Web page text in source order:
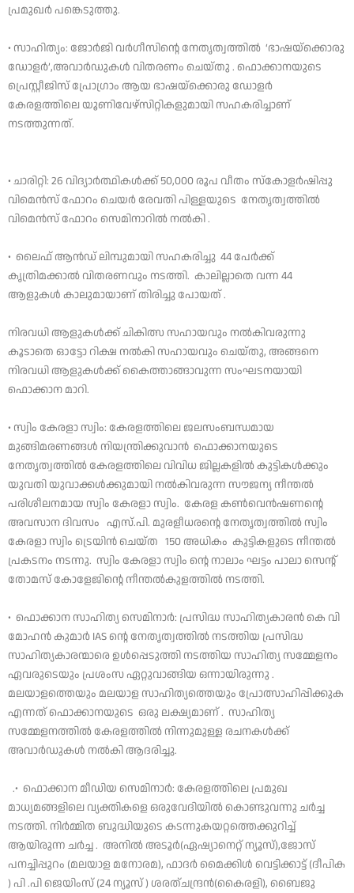
പ്രമുഖർ പങ്കെടുത്തു.
• സാഹിത്യം: ജോർജി വർഗീസിന്റെ നേതൃത്വത്തിൽ ‘ഭാഷയ്ക്കൊരു
ഡോളർ’,അവാർഡുകൾ വിതരണം ചെയ്തു . ഫൊക്കാനയുടെ
പ്രെസ്റ്റീജിസ് പ്രോഗ്രാം ആയ ഭാഷയ്ക്കൊരു ഡോളർ
കേരളത്തിലെ യൂണിവേഴ്സിറ്റികളുമായി സഹകരിച്ചാണ്
നടത്തുന്നത്.
• ചാരിറ്റി: 26 വിദ്യാർത്ഥികൾക്ക് 50,000 രൂപ വീതം സ്കോളർഷിപ്പു
വിമെൻസ് ഫോറം ചെയർ രേവതി പിള്ളയുടെ നേതൃത്വത്തിൽ
വിമെൻസ് ഫോറം സെമിനാറിൽ നൽകി .
• ലൈഫ് ആൻഡ് ലിമ്പുമായി സഹകരിച്ചു 44 പേർക്ക്
കൃത്രിമക്കാൽ വിതരണവും നടത്തി. കാലില്ലാതെ വന്ന 44
ആളുകൾ കാലുമായാണ് തിരിച്ചു പോയത് .
നിരവധി ആളുകൾക്ക് ചികിത്സ സഹായവും നൽകിവരുന്നു
കൂടാതെ ഓട്ടോ റിക്ഷ നൽകി സഹായവും ചെയ്തു, അങ്ങനെ
നിരവധി ആളുകൾക്ക് കൈത്താങ്ങാവുന്ന സംഘടനയായി
ഫൊക്കാന മാറി.
• സ്വിം കേരളാ സ്വിം: കേരളത്തിലെ ജലസംബന്ധമായ
മുങ്ങിമരണങ്ങൾ നിയന്ത്രിക്കുവാൻ ഫൊക്കാനയുടെ
നേതൃത്വത്തിൽ കേരളത്തിലെ വിവിധ ജില്ലകളിൽ കുട്ടികൾക്കും
യുവതി യുവാക്കൾക്കുമായി നൽകിവരുന്ന സൗജന്യ നീന്തൽ
പരിശീലനമായ സ്വിം കേരളാ സ്വിം. കേരള കൺവെൻഷണന്റെ
അവസാന ദിവസം എസ്.പി. മുരളീധരന്റെ നേതൃത്വത്തിൽ സ്വിം
കേരളാ സ്വിം ട്രെയിൻ ചെയ്‌ത 150 അധികം കുട്ടികളുടെ നീന്തൽ
പ്രകടനം നടന്നു. സ്വിം കേരളാ സ്വിം ൻ്റെ നാലാം ഘട്ടം പാലാ സെൻ്റ്
തോമസ് കോളേജിൻ്റെ നീന്തൽകുളത്തിൽ നടത്തി.
• ഫൊക്കാന സാഹിത്യ സെമിനാർ: പ്രസിദ്ധ സാഹിത്യകാരൻ കെ വി
മോഹൻ കുമാർ IAS ന്റെ നേതൃത്വത്തിൽ നടത്തിയ പ്രസിദ്ധ
സാഹിത്യകാരന്മാരെ ഉൾപ്പെടുത്തി നടത്തിയ സാഹിത്യ സമ്മേളനം
ഏവരുടെയും പ്രശംസ ഏറ്റുവാങ്ങിയ ഒന്നായിരുന്നു .
മലയാളത്തെയും മലയാള സാഹിത്യത്തെയും പ്രോത്സാഹിപ്പിക്കുക
എന്നത് ഫൊക്കാനയുടെ ഒരു ലക്ഷ്യമാണ് . സാഹിത്യ
സമ്മേളനത്തിൽ കേരളത്തിൽ നിന്നുമുള്ള രചനകൾക്ക്
അവാർഡുകൾ നൽകി ആദരിച്ചു.
.• ഫൊക്കാന മീഡിയ സെമിനാർ: കേരളത്തിലെ പ്രമുഖ
മാധ്യമങ്ങളിലെ വ്യക്തികളെ ഒരുവേദിയിൽ കൊണ്ടുവന്നു ചർച്ച
നടത്തി. നിർമ്മിത ബുദ്ധിയുടെ കടന്നുകയറ്റത്തെക്കുറിച്ച്
ആയിരുന്ന ചർച്ച . അനിൽ അടൂർ(ഏഷ്യാനെറ്റ് ന്യൂസ്),ജോസ്
പനച്ചിപ്പുറം (മലയാള മനോരമ), ഫാദർ മൈക്കിൾ വെട്ടിക്കാട്ട് (ദീപിക
) പി .പി ജെയിംസ് (24 ന്യൂസ് ) ശരത്ചന്ദ്രൻ(കൈരളി), ബൈജു